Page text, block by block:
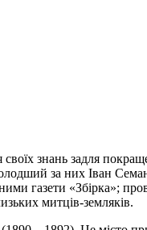
знань задля
за них Іван
газети «Збірка»;
митців-земляків.